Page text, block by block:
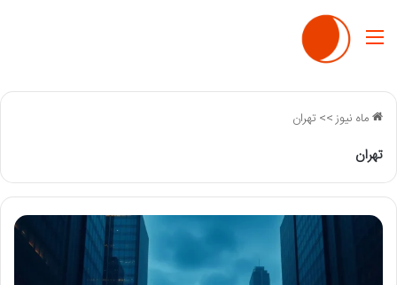
منو
ماه نیوز>> تهران
تهران